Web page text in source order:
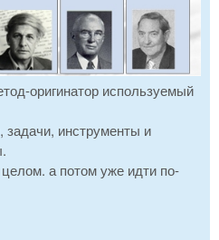
оригинатор используемый
инструменты и
а потом уже идти по-